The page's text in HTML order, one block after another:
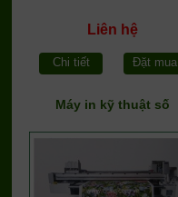
Liên hệ
Chi tiết Đặt mua
Máy in kỹ thuật số